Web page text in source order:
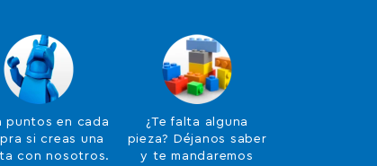
puntos en cada
si creas una
con nosotros.
¿Te falta alguna
pieza? Déjanos saber
y te mandaremos